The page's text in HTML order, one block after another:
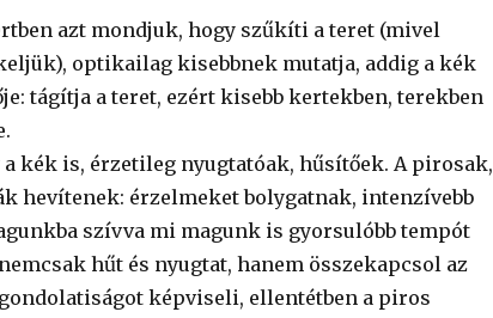
azt mondjuk, hogy szűkíti a teret (mivel
optikailag kisebbnek mutatja, addig a kék
tágítja a teret, ezért kisebb kertekben, terekben
kék is, érzetileg nyugtatóak, hűsítőek. A pirosak,
hevítenek: érzelmeket bolygatnak, intenzívebb
szívva mi magunk is gyorsulóbb tempót
hűt és nyugtat, hanem összekapcsol az
képviseli, ellentétben a piros